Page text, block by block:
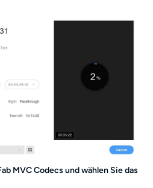
MVC Codecs und wählen Sie das